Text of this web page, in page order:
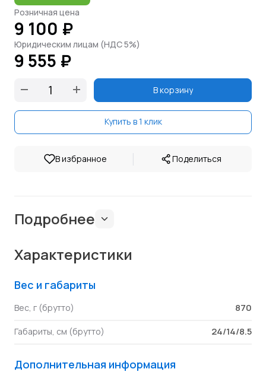
Розничная цена
9 100 ₽
Юридическим лицам (НДС 5%)
9 555 ₽
В корзину
Купить в 1 клик
В избранное | Поделиться
Подробнее
Характеристики
Вес и габариты
Вес, г (брутто) 870
Габариты, см (брутто) 24/14/8.5
Дополнительная информация